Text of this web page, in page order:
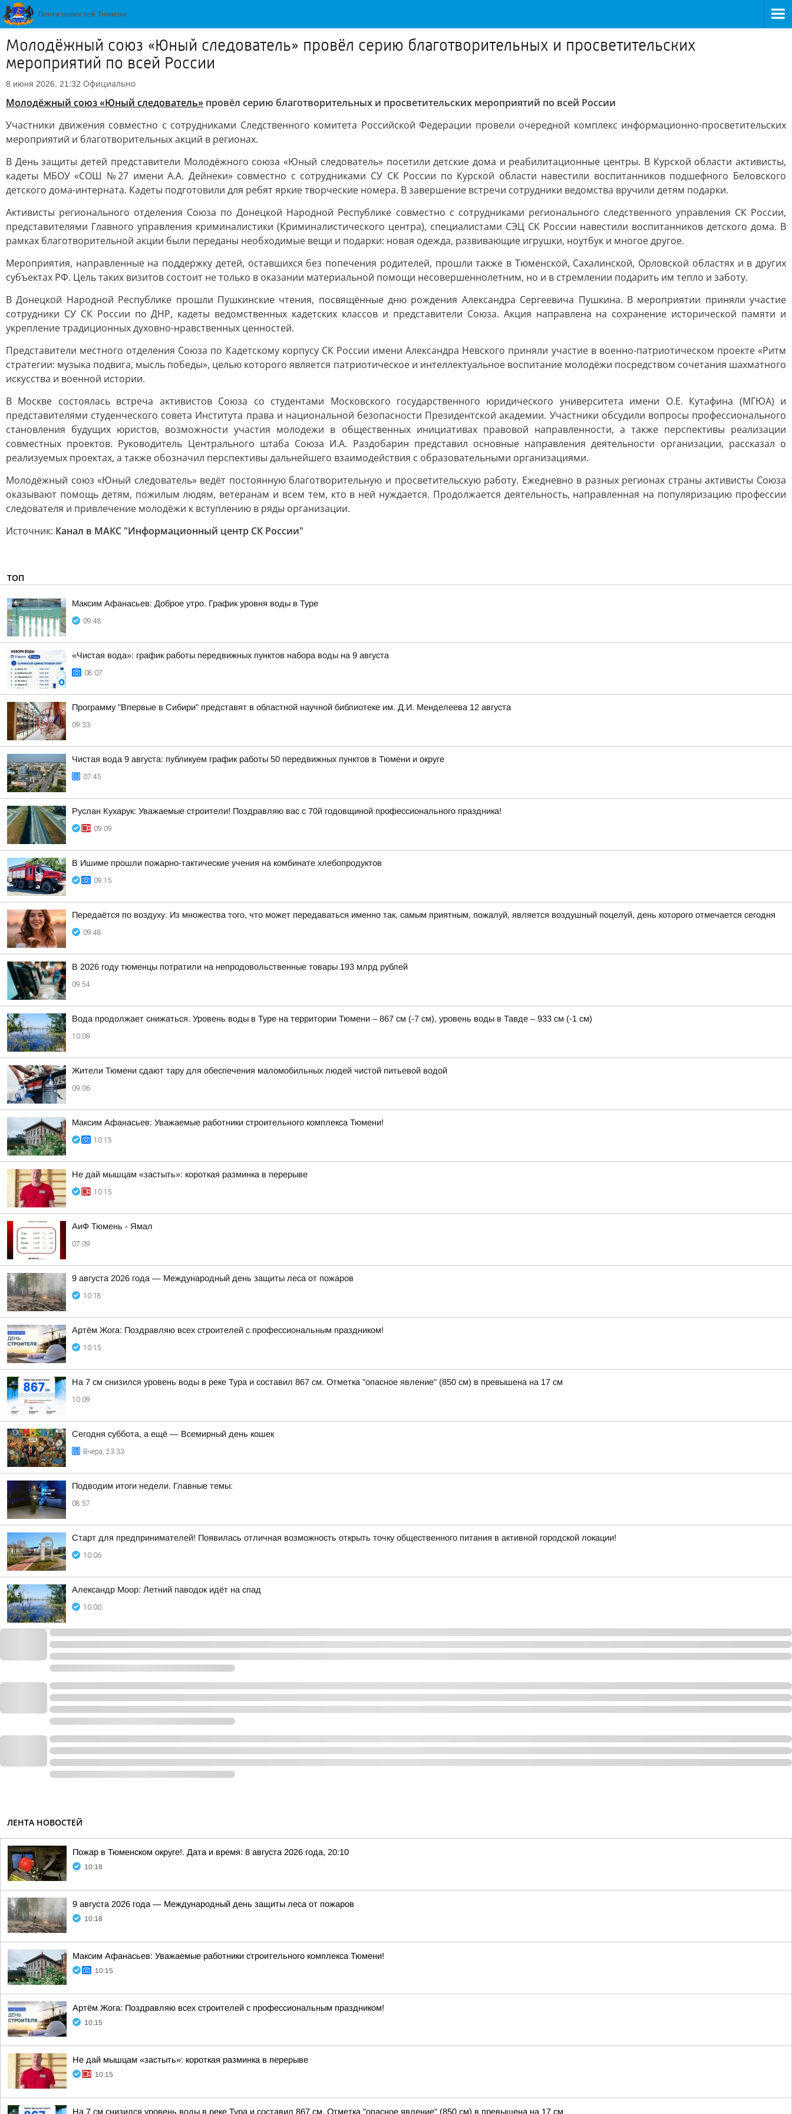
Молодёжный союз «Юный следователь» провёл серию благотворительных и просветительских
мероприятий по всей России
8 июня 2026, 21:32 Официально
Молодёжный союз «Юный следователь» провёл серию благотворительных и просветительских мероприятий по всей России
Участники движения совместно с сотрудниками Следственного комитета Российской Федерации провели очередной комплекс информационно-просветительских
мероприятий и благотворительных акций в регионах.
В День защиты детей представители Молодёжного союза «Юный следователь» посетили детские дома и реабилитационные центры. В Курской области активисты,
кадеты МБОУ «СОШ №27 имени А.А. Дейнеки» совместно с сотрудниками СУ СК России по Курской области навестили воспитанников подшефного Беловского
детского дома-интерната. Кадеты подготовили для ребят яркие творческие номера. В завершение встречи сотрудники ведомства вручили детям подарки.
Активисты регионального отделения Союза по Донецкой Народной Республике совместно с сотрудниками регионального следственного управления СК России,
представителями Главного управления криминалистики (Криминалистического центра), специалистами СЭЦ СК России навестили воспитанников детского дома. В
рамках благотворительной акции были переданы необходимые вещи и подарки: новая одежда, развивающие игрушки, ноутбук и многое другое.
Мероприятия, направленные на поддержку детей, оставшихся без попечения родителей, прошли также в Тюменской, Сахалинской, Орловской областях и в других
субъектах РФ. Цель таких визитов состоит не только в оказании материальной помощи несовершеннолетним, но и в стремлении подарить им тепло и заботу.
В Донецкой Народной Республике прошли Пушкинские чтения, посвящённые дню рождения Александра Сергеевича Пушкина. В мероприятии приняли участие
сотрудники СУ СК России по ДНР, кадеты ведомственных кадетских классов и представители Союза. Акция направлена на сохранение исторической памяти и
укрепление традиционных духовно-нравственных ценностей.
Представители местного отделения Союза по Кадетскому корпусу СК России имени Александра Невского приняли участие в военно-патриотическом проекте «Ритм
стратегии: музыка подвига, мысль победы», целью которого является патриотическое и интеллектуальное воспитание молодёжи посредством сочетания шахматного
искусства и военной истории.
В Москве состоялась встреча активистов Союза со студентами Московского государственного юридического университета имени О.Е. Кутафина (МГЮА) и
представителями студенческого совета Института права и национальной безопасности Президентской академии. Участники обсудили вопросы профессионального
становления будущих юристов, возможности участия молодежи в общественных инициативах правовой направленности, а также перспективы реализации
совместных проектов. Руководитель Центрального штаба Союза И.А. Раздобарин представил основные направления деятельности организации, рассказал о
реализуемых проектах, а также обозначил перспективы дальнейшего взаимодействия с образовательными организациями.
Молодёжный союз «Юный следователь» ведёт постоянную благотворительную и просветительскую работу. Ежедневно в разных регионах страны активисты Союза
оказывают помощь детям, пожилым людям, ветеранам и всем тем, кто в ней нуждается. Продолжается деятельность, направленная на популяризацию профессии
следователя и привлечение молодёжи к вступлению в ряды организации.
Источник: Канал в МАКС "Информационный центр СК России"
ТОП
Максим Афанасьев: Доброе утро. График уровня воды в Туре
09:48
«Чистая вода»: график работы передвижных пунктов набора воды на 9 августа
08:07
Программу "Впервые в Сибири" представят в областной научной библиотеке им. Д.И. Менделеева 12 августа
09:33
Чистая вода 9 августа: публикуем график работы 50 передвижных пунктов в Тюмени и округе
07:45
Руслан Кухарук: Уважаемые строители! Поздравляю вас с 70й годовщиной профессионального праздника!
09:09
В Ишиме прошли пожарно-тактические учения на комбинате хлебопродуктов
09:15
Передаётся по воздуху. Из множества того, что может передаваться именно так, самым приятным, пожалуй, является воздушный поцелуй, день которого отмечается сегодня
09:48
В 2026 году тюменцы потратили на непродовольственные товары 193 млрд рублей
09:54
Вода продолжает снижаться. Уровень воды в Туре на территории Тюмени – 867 см (-7 см), уровень воды в Тавде – 933 см (-1 см)
10:09
Жители Тюмени сдают тару для обеспечения маломобильных людей чистой питьевой водой
09:06
Максим Афанасьев: Уважаемые работники строительного комплекса Тюмени!
10:15
Не дай мышцам «застыть»: короткая разминка в перерыве
10:15
АиФ Тюмень - Ямал
07:09
9 августа 2026 года — Международный день защиты леса от пожаров
10:18
Артём Жога: Поздравляю всех строителей с профессиональным праздником!
10:15
На 7 см снизился уровень воды в реке Тура и составил 867 см. Отметка "опасное явление" (850 см) в превышена на 17 см
10:09
Сегодня суббота, а ещё — Всемирный день кошек
Вчера, 23:33
Подводим итоги недели. Главные темы:
08:57
Старт для предпринимателей! Появилась отличная возможность открыть точку общественного питания в активной городской локации!
10:06
Александр Моор: Летний паводок идёт на спад
10:00
ЛЕНТА НОВОСТЕЙ
Пожар в Тюменском округе!. Дата и время: 8 августа 2026 года, 20:10
10:18
9 августа 2026 года — Международный день защиты леса от пожаров
10:18
Максим Афанасьев: Уважаемые работники строительного комплекса Тюмени!
10:15
Артём Жога: Поздравляю всех строителей с профессиональным праздником!
10:15
Не дай мышцам «застыть»: короткая разминка в перерыве
10:15
На 7 см снизился уровень воды в реке Тура и составил 867 см. Отметка "опасное явление" (850 см) в превышена на 17 см